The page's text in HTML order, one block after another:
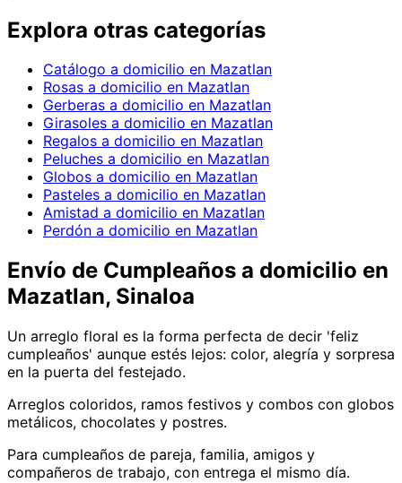
Explora otras categorías
Catálogo a domicilio en Mazatlan
Rosas a domicilio en Mazatlan
Gerberas a domicilio en Mazatlan
Girasoles a domicilio en Mazatlan
Regalos a domicilio en Mazatlan
Peluches a domicilio en Mazatlan
Globos a domicilio en Mazatlan
Pasteles a domicilio en Mazatlan
Amistad a domicilio en Mazatlan
Perdón a domicilio en Mazatlan
Envío de Cumpleaños a domicilio en
Mazatlan, Sinaloa
Un arreglo floral es la forma perfecta de decir 'feliz
cumpleaños' aunque estés lejos: color, alegría y sorpresa
en la puerta del festejado.
Arreglos coloridos, ramos festivos y combos con globos
metálicos, chocolates y postres.
Para cumpleaños de pareja, familia, amigos y
compañeros de trabajo, con entrega el mismo día.